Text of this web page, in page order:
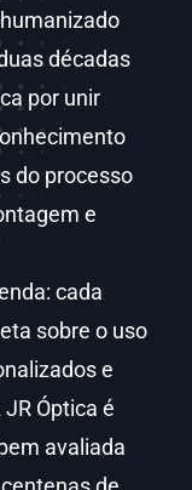
décadas
por unir
do processo
e
cada
sobre o uso
e
Óptica é
avaliada